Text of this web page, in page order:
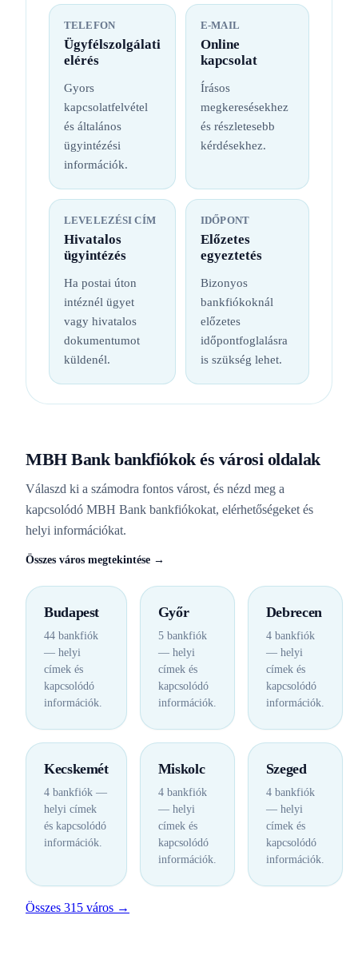
TELEFON
Ügyfélszolgálati
elérés
Gyors
kapcsolatfelvétel
és általános
ügyintézési
információk.
E-MAIL
Online
kapcsolat
Írásos
megkeresésekhez
és részletesebb
kérdésekhez.
LEVELEZÉSI CÍM
Hivatalos
ügyintézés
Ha postai úton
intéznél ügyet
vagy hivatalos
dokumentumot
küldenél.
IDŐPONT
Előzetes
egyeztetés
Bizonyos
bankfiókoknál
előzetes
időpontfoglalásra
is szükség lehet.
MBH Bank bankfiókok és városi oldalak
Válaszd ki a számodra fontos várost, és nézd meg a
kapcsolódó MBH Bank bankfiókokat, elérhetőségeket és
helyi információkat.
Összes város megtekintése →
Budapest
44 bankfiók
— helyi
címek és
kapcsolódó
információk.
Győr
5 bankfiók
— helyi
címek és
kapcsolódó
információk.
Debrecen
4 bankfiók
— helyi
címek és
kapcsolódó
információk.
Kecskemét
4 bankfiók —
helyi címek
és kapcsolódó
információk.
Miskolc
4 bankfiók
— helyi
címek és
kapcsolódó
információk.
Szeged
4 bankfiók
— helyi
címek és
kapcsolódó
információk.
Összes 315 város →